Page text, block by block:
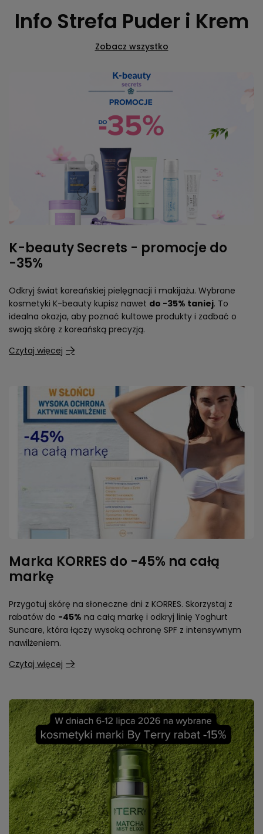
Info Strefa Puder i Krem
Zobacz wszystko
K-beauty Secrets - promocje do
-35%
Odkryj świat koreańskiej pielęgnacji i makijażu. Wybrane
kosmetyki K-beauty kupisz nawet do -35% taniej. To
idealna okazja, aby poznać kultowe produkty i zadbać o
swoją skórę z koreańską precyzją.
Czytaj więcej
Marka KORRES do -45% na całą
markę
Przygotuj skórę na słoneczne dni z KORRES. Skorzystaj z
rabatów do -45% na całą markę i odkryj linię Yoghurt
Suncare, która łączy wysoką ochronę SPF z intensywnym
nawilżeniem.
Czytaj więcej